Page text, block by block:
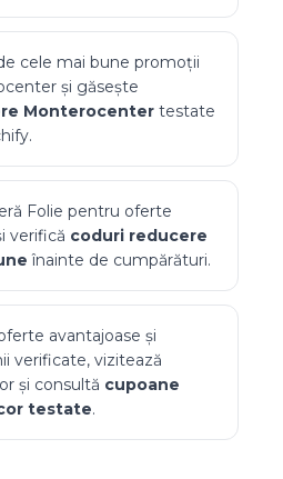
cele mai bune promoții
și găsește
Monterocenter testate
Folie pentru oferte
verifică coduri reducere
înainte de cumpărături.
avantajoase și
verificate, vizitează
și consultă cupoane
testate.